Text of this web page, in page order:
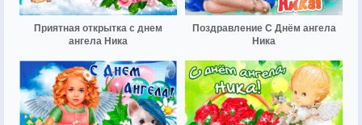
Приятная открытка с днем
ангела Ника
Поздравление С Днём ангела
Ника